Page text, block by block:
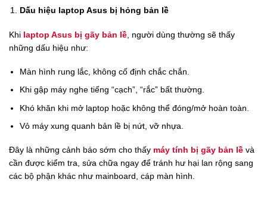
Dấu hiệu laptop Asus bị hỏng bản lề
Khi laptop Asus bị gãy bản lề , người dùng thường sẽ thấy
những dấu hiệu như:
Màn hình rung lắc, không cố định chắc chắn.
Khi gập máy nghe tiếng “cạch”, “rắc” bất thường.
Khó khăn khi mở laptop hoặc không thể đóng/mở hoàn toàn.
Vỏ máy xung quanh bản lề bị nứt, vỡ nhựa.
Đây là những cảnh báo sớm cho thấy máy tính bị gãy bản lề và
cần được kiểm tra, sửa chữa ngay để tránh hư hại lan rộng sang
các bộ phận khác như mainboard, cáp màn hình.